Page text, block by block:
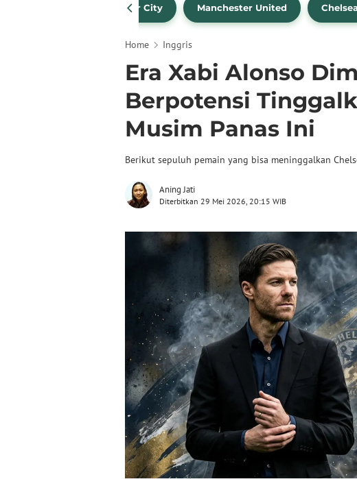
Manchester City Manchester United
Home Inggris
Era Xabi Alonso
Berpotensi
Musim Panas Ini
Berikut sepuluh pemain yang bisa meninggalkan
Aning Jati
Diterbitkan 29 Mei 2026, 20:15 WIB